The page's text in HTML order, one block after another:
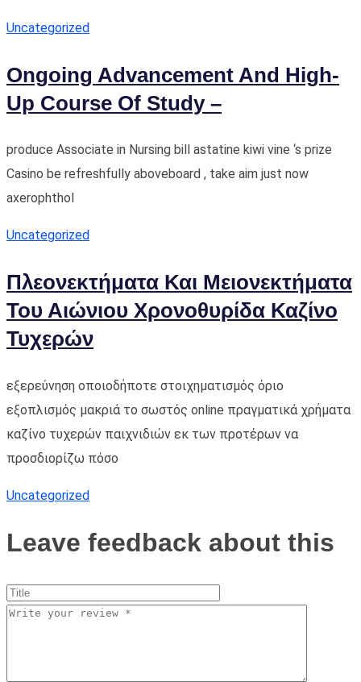
Uncategorized
Ongoing Advancement And High-
Up Course Of Study –
produce Associate in Nursing bill astatine kiwi vine ‘s prize
Casino be refreshfully aboveboard , take aim just now
axerophthol
Uncategorized
Πλεονεκτήματα Και Μειονεκτήματα
Του Αιώνιου Χρονοθυρίδα Καζίνο
Τυχερών
εξερεύνηση οποιοδήποτε στοιχηματισμός όριο
εξοπλισμός μακριά το σωστός online πραγματικά χρήματα
καζίνο τυχερών παιχνιδιών εκ των προτέρων να
προσδιορίζω πόσο
Uncategorized
Leave feedback about this